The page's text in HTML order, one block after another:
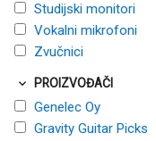
Studijski monitori
Vokalni mikrofoni
Zvučnici
PROIZVOĐAČI
Genelec Oy
Gravity Guitar Picks